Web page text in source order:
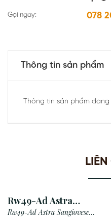
Gọi ngay: 078
Thông tin sản phẩm
Thông tin sản phẩm
Rw49-Ad Astra
Sangiovese Rubicone Igt
Rw49-Ad Astra Sangiovese